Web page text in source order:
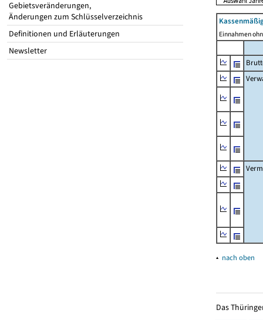
Gebietsveränderungen,
Änderungen zum Schlüsselverzeichnis
Definitionen und Erläuterungen
Newsletter
Einnahmen
▴ nach oben
Das